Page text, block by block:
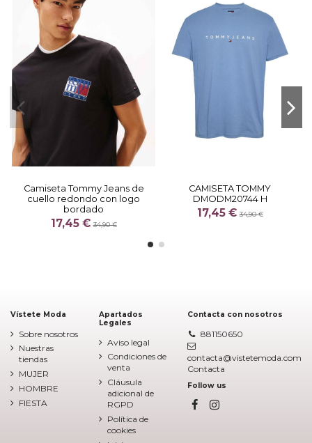
Camiseta Tommy Jeans de
cuello redondo con logo
bordado
17,45 €34,90 €
CAMISETA TOMMY
DMODM20744 H
17,45 €34,90 €
Vístete Moda
Sobre nosotros
Nuestras
tiendas
MUJER
HOMBRE
FIESTA
Apartados
Legales
Aviso legal
Condiciones de
venta
Cláusula
adicional de
RGPD
Política de
cookies
Contacta con nosotros
881150650
contacta@vistetemoda.com
Contacta
Follow us